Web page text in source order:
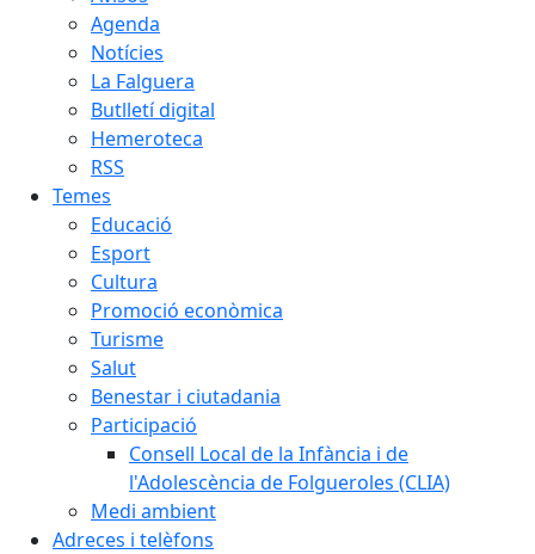
Agenda
Notícies
La Falguera
Butlletí digital
Hemeroteca
RSS
Temes
Educació
Esport
Cultura
Promoció econòmica
Turisme
Salut
Benestar i ciutadania
Participació
Consell Local de la Infància i de
l'Adolescència de Folgueroles (CLIA)
Medi ambient
Adreces i telèfons